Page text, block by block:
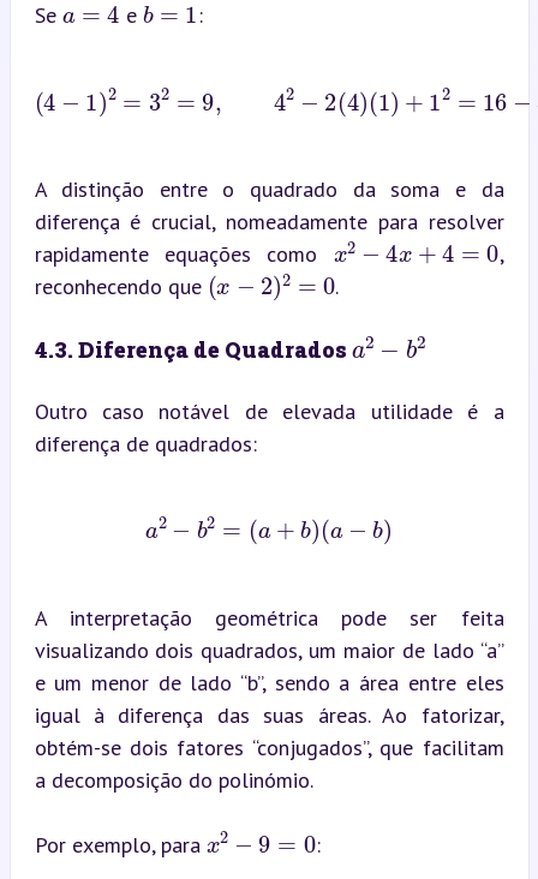
Se e :
(4 1)2 =3 2= 9, 42 4) +12=16 − 8 1= 9
A distinção entre o quadrado da soma e da
diferença é crucial, nomeadamente para resolver
rapidamente equações como
x2− 4x+ 4=0
,
reconhecendo que
(x−2 2=0
.
4.3. Diferença de Quadrados
a2 b2
Outro caso notável de elevada utilidade é a
diferença de quadrados:
− b2 =(a + b)(a− )
A interpretação geométrica pode ser feita
visualizando dois quadrados, um maior de lado “a”
e um menor de lado “b”, sendo a área entre eles
igual à diferença das suas áreas. Ao fatorizar,
obtém-se dois fatores “conjugados”, que facilitam
a decomposição do polinómio.
Por exemplo, para
x2
: